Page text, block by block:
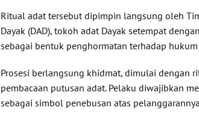
Ritual adat tersebut dipimpin langsung oleh
Dayak (DAD), tokoh adat Dayak setempat
sebagai bentuk penghormatan terhadap
Prosesi berlangsung khidmat, dimulai dengan
pembacaan putusan adat. Pelaku diwajibkan
sebagai simbol penebusan atas